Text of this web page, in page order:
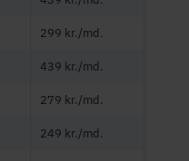
299 kr./md.
439 kr./md.
279 kr./md.
249 kr./md.